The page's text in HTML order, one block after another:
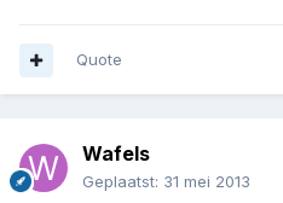
Quote
Wafels
Geplaatst: 31 mei 2013